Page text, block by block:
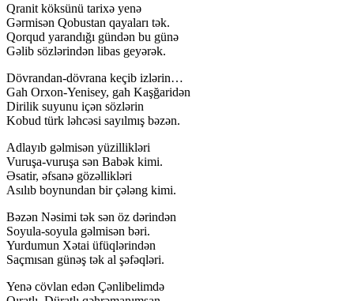
Qranit köksünü tarixə yenə
Gərmisən Qobustan qayaları tək.
Qorqud yarandığı gündən bu günə
Gəlib sözlərindən libas geyərək.
Dövrandan-dövrana keçib izlərin…
Gah Orxon-Yenisey, gah Kaşğaridən
Dirilik suyunu içən sözlərin
Kobud türk ləhcəsi sayılmış bəzən.
Adlayıb gəlmisən yüzillikləri
Vuruşa-vuruşa sən Babək kimi.
Əsatir, əfsanə gözəllikləri
Asılıb boynundan bir çələng kimi.
Bəzən Nəsimi tək sən öz dərindən
Soyula-soyula gəlmisən bəri.
Yurdumun Xətai üfüqlərindən
Saçmısan günəş tək al şəfəqləri.
Yenə cövlan edən Çənlibelimdə